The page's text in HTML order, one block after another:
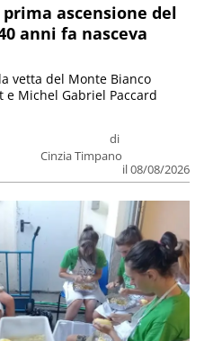
prima ascensione del
anni fa nasceva
di
Cinzia Timpano
il 08/08/2026
vetta del Monte Bianco
e Michel Gabriel Paccard